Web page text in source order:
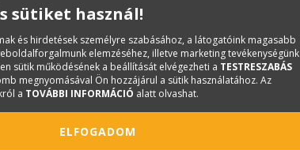
20210411223105.pdf
sütiket használ!
és hirdetések személyre szabásához, a látogatóink magasabb
elemzéséhez, illetve marketing tevékenységünk
sütik működésének a beállítását elvégezheti a TESTRESZABÁS
megnyomásával Ön hozzájárul a sütik használatához. Az
a TOVÁBBI INFORMÁCIÓ alatt olvashat.
ELFOGADOM